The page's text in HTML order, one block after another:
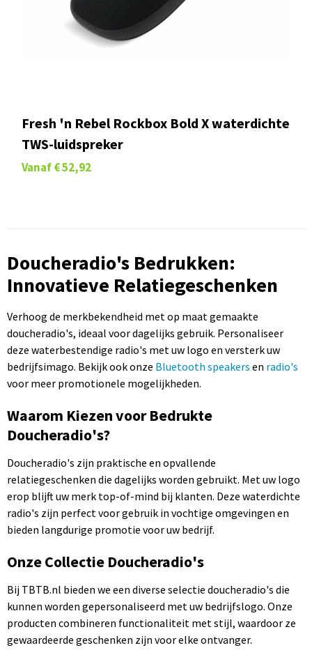
Fresh 'n Rebel Rockbox Bold X waterdichte
TWS-luidspreker
Vanaf € 52,92
Doucheradio's Bedrukken:
Innovatieve Relatiegeschenken
Verhoog de merkbekendheid met op maat gemaakte
doucheradio's, ideaal voor dagelijks gebruik. Personaliseer
deze waterbestendige radio's met uw logo en versterk uw
bedrijfsimago. Bekijk ook onze Bluetooth speakers en radio's
voor meer promotionele mogelijkheden.
Waarom Kiezen voor Bedrukte
Doucheradio's?
Doucheradio's zijn praktische en opvallende
relatiegeschenken die dagelijks worden gebruikt. Met uw logo
erop blijft uw merk top-of-mind bij klanten. Deze waterdichte
radio's zijn perfect voor gebruik in vochtige omgevingen en
bieden langdurige promotie voor uw bedrijf.
Onze Collectie Doucheradio's
Bij TBTB.nl bieden we een diverse selectie doucheradio's die
kunnen worden gepersonaliseerd met uw bedrijfslogo. Onze
producten combineren functionaliteit met stijl, waardoor ze
gewaardeerde geschenken zijn voor elke ontvanger.